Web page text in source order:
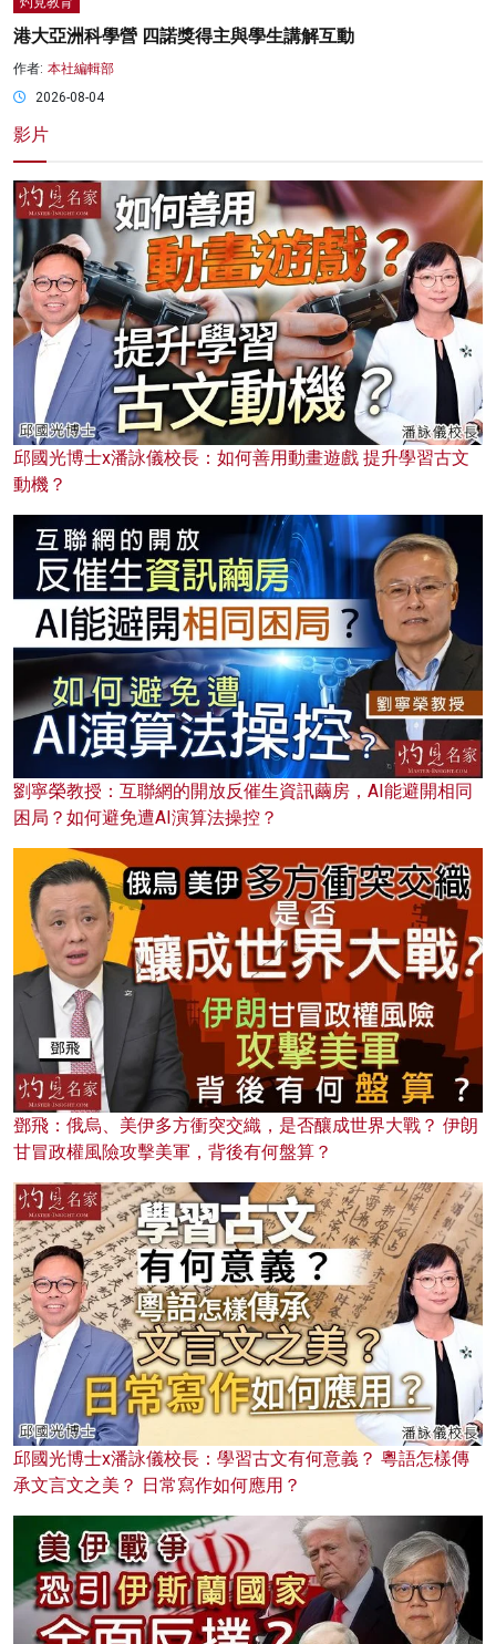
港大亞洲科學營 四諾獎得主與學生講解互動
作者: 本社編輯部
2026-08-04
影片
邱國光博士x潘詠儀校長：如何善用動畫遊戲 提升學習古文
動機？
劉寧榮教授：互聯網的開放反催生資訊繭房，AI能避開相同
困局？如何避免遭AI演算法操控？
鄧飛：俄烏、美伊多方衝突交織，是否釀成世界大戰？ 伊朗
甘冒政權風險攻擊美軍，背後有何盤算？
邱國光博士x潘詠儀校長：學習古文有何意義？ 粵語怎樣傳
承文言文之美？ 日常寫作如何應用？